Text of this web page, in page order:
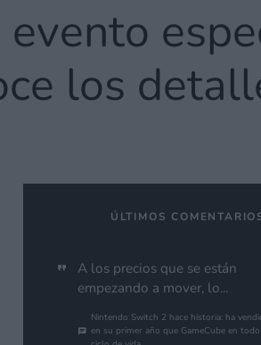
los
ÚLTIMOS
A los precios que se están
empezando a mover, lo...
Nintendo Switch 2 hace historia: ha
en su primer año que GameCube en